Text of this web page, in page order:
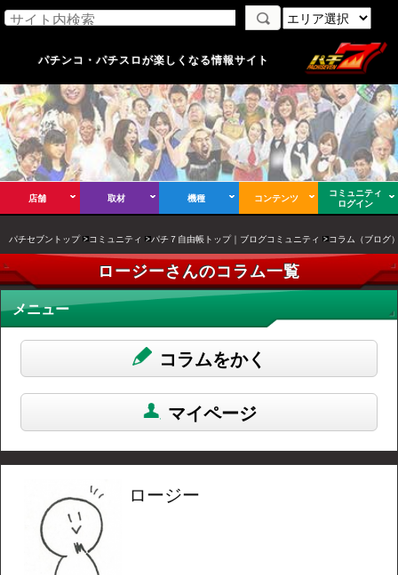
パチンコ・パチスロが楽しくなる情報サイト
店舗 取材 機種 コンテンツ
コミュニティ
ログイン
パチセブントップ コミュニティ パチ７自由帳トップ｜ブログコミュニティ コラム（ブログ
ロージーさんのコラム一覧
メニュー
コラムをかく
マイページ
ロージー